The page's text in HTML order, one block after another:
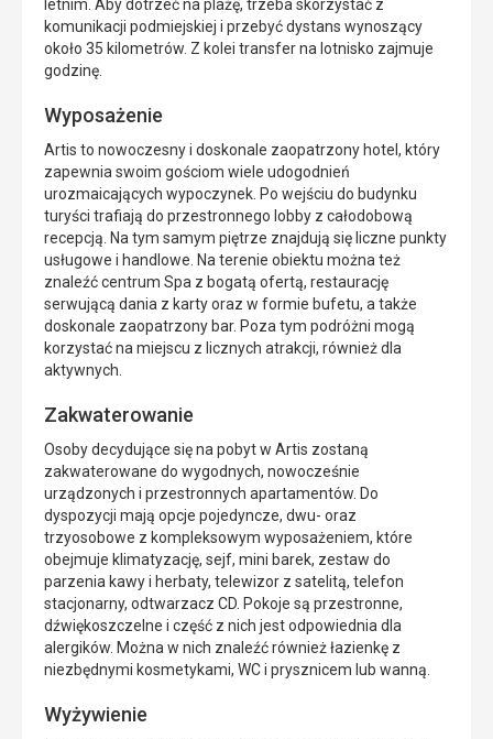
letnim. Aby dotrzeć na plażę, trzeba skorzystać z
komunikacji podmiejskiej i przebyć dystans wynoszący
około 35 kilometrów. Z kolei transfer na lotnisko zajmuje
godzinę.
Wyposażenie
Artis to nowoczesny i doskonale zaopatrzony hotel, który
zapewnia swoim gościom wiele udogodnień
urozmaicających wypoczynek. Po wejściu do budynku
turyści trafiają do przestronnego lobby z całodobową
recepcją. Na tym samym piętrze znajdują się liczne punkty
usługowe i handlowe. Na terenie obiektu można też
znaleźć centrum Spa z bogatą ofertą, restaurację
serwującą dania z karty oraz w formie bufetu, a także
doskonale zaopatrzony bar. Poza tym podróżni mogą
korzystać na miejscu z licznych atrakcji, również dla
aktywnych.
Zakwaterowanie
Osoby decydujące się na pobyt w Artis zostaną
zakwaterowane do wygodnych, nowocześnie
urządzonych i przestronnych apartamentów. Do
dyspozycji mają opcje pojedyncze, dwu- oraz
trzyosobowe z kompleksowym wyposażeniem, które
obejmuje klimatyzację, sejf, mini barek, zestaw do
parzenia kawy i herbaty, telewizor z satelitą, telefon
stacjonarny, odtwarzacz CD. Pokoje są przestronne,
dźwiękoszczelne i część z nich jest odpowiednia dla
alergików. Można w nich znaleźć również łazienkę z
niezbędnymi kosmetykami, WC i prysznicem lub wanną.
Wyżywienie